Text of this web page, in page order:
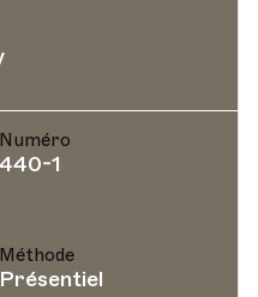
Numéro
440-1
Méthode
Présentiel